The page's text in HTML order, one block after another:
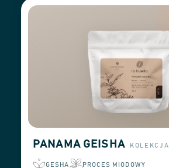
PANAMA GEISHA KOLEKCJA
GESHA PROCES MIODOWY